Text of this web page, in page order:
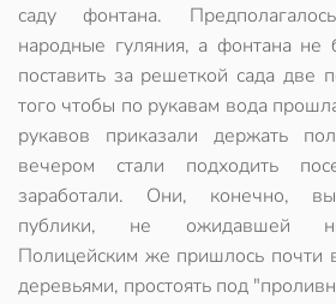
саду фонтана.
народные гуляния, а фонтана
поставить за решеткой сада две
того чтобы по рукавам вода
рукавов приказали держать
вечером стали подходить
заработали. Они, конечно,
публики, не ожидавшей
Полицейским же пришлось почти
деревьями, простоять под